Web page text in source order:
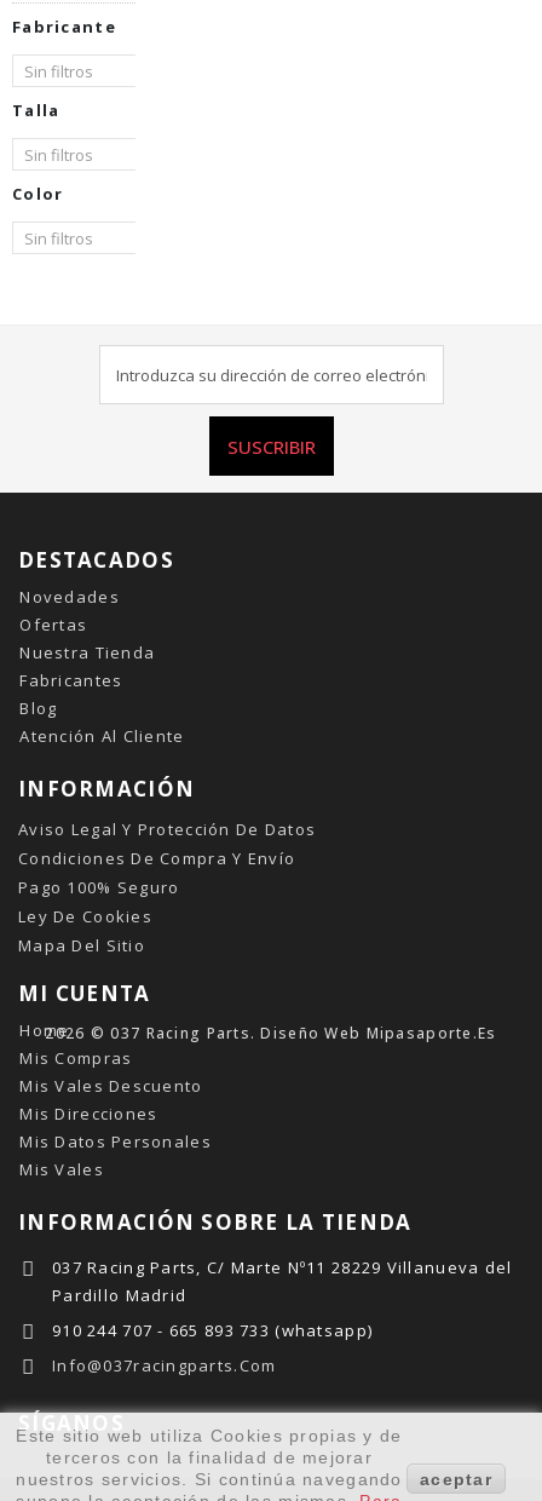
Fabricante
Talla
Color
SUSCRIBIR
DESTACADOS
Novedades
Ofertas
Nuestra Tienda
Fabricantes
Blog
Atención Al Cliente
INFORMACIÓN
Aviso Legal Y Protección De Datos
Condiciones De Compra Y Envío
Pago 100% Seguro
Ley De Cookies
Mapa Del Sitio
2026 © 037 Racing Parts. Diseño Web Mipasaporte.es
MI CUENTA
Home
Mis Compras
Mis Vales Descuento
Mis Direcciones
Mis Datos Personales
Mis Vales
INFORMACIÓN SOBRE LA TIENDA
037 Racing Parts, C/ Marte Nº11 28229 Villanueva del
Pardillo Madrid
910 244 707 - 665 893 733 (whatsapp)
Info@037racingparts.com
SÍGANOS
Este sitio web utiliza Cookies propias y de
terceros con la finalidad de mejorar
nuestros servicios. Si continúa navegando
aceptar